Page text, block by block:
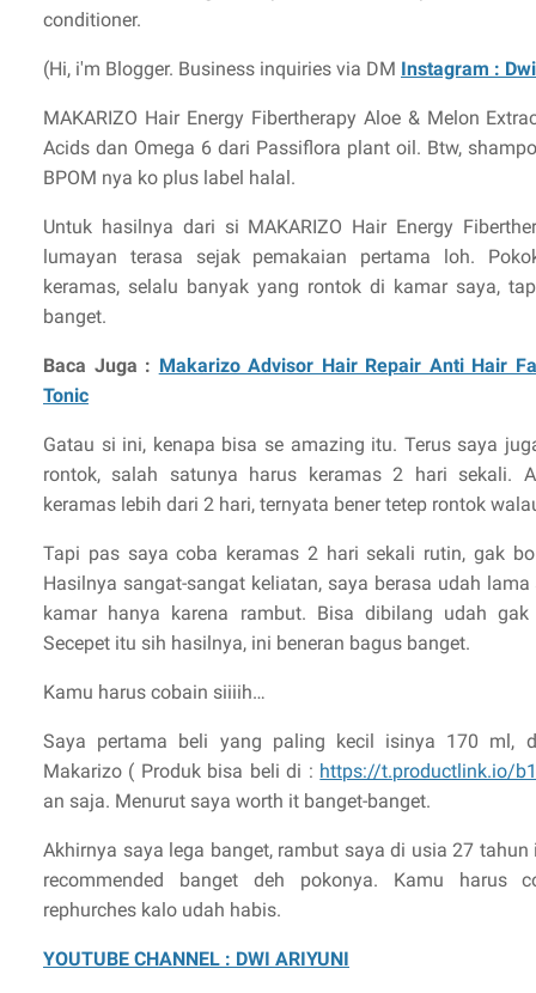
conditioner.
(Hi, i'm Blogger. Business inquiries via DM Instagram :
MAKARIZO Hair Energy Fibertherapy Aloe & Melon
Acids dan Omega 6 dari Passiflora plant oil. Btw,
BPOM nya ko plus label halal.
Untuk hasilnya dari si MAKARIZO Hair Energy
lumayan terasa sejak pemakaian pertama loh.
keramas, selalu banyak yang rontok di kamar saya,
banget.
Baca Juga : Makarizo Advisor Hair Repair Anti Hair
Tonic
Gatau si ini, kenapa bisa se amazing itu. Terus saya
rontok, salah satunya harus keramas 2 hari sekali.
keramas lebih dari 2 hari, ternyata bener tetep rontok
Tapi pas saya coba keramas 2 hari sekali rutin, gak
Hasilnya sangat-sangat keliatan, saya berasa udah
kamar hanya karena rambut. Bisa dibilang udah
Secepet itu sih hasilnya, ini beneran bagus banget.
Kamu harus cobain siiiih…
Saya pertama beli yang paling kecil isinya 170 ml,
Makarizo ( Produk bisa beli di : https://t.productlink.io/
an saja. Menurut saya worth it banget-banget.
Akhirnya saya lega banget, rambut saya di usia 27
recommended banget deh pokonya. Kamu harus
rephurches kalo udah habis.
YOUTUBE CHANNEL : DWI ARIYUNI